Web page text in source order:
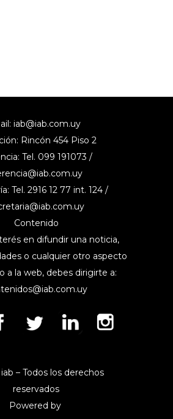
iab@iab.com.uy
Rincón 454 Piso 2
Tel. 099 191073 /
Tel. 2916 12 77 int. 124 /
Contenido
en difundir una noticia,
o cualquier otro aspecto
a la web, debes dirigirte a:
– Todos los derechos
reservados
Powered by